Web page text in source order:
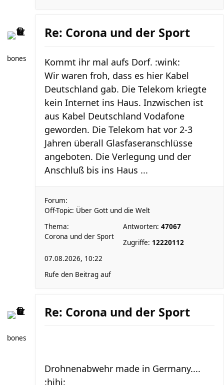
bones
Re: Corona und der Sport
Kommt ihr mal aufs Dorf. :wink:
Wir waren froh, dass es hier Kabel
Deutschland gab. Die Telekom kriegte
kein Internet ins Haus. Inzwischen ist
aus Kabel Deutschland Vodafone
geworden. Die Telekom hat vor 2-3
Jahren überall Glasfaseranschlüsse
angeboten. Die Verlegung und der
Anschluß bis ins Haus ...
Forum:
Off-Topic: Über Gott und die Welt
Thema:
Corona und der Sport
Antworten: 47067
Zugriffe: 12220112
07.08.2026, 10:22
Rufe den Beitrag auf
bones
Re: Corona und der Sport
Drohnenabwehr made in Germany....
:hihi: